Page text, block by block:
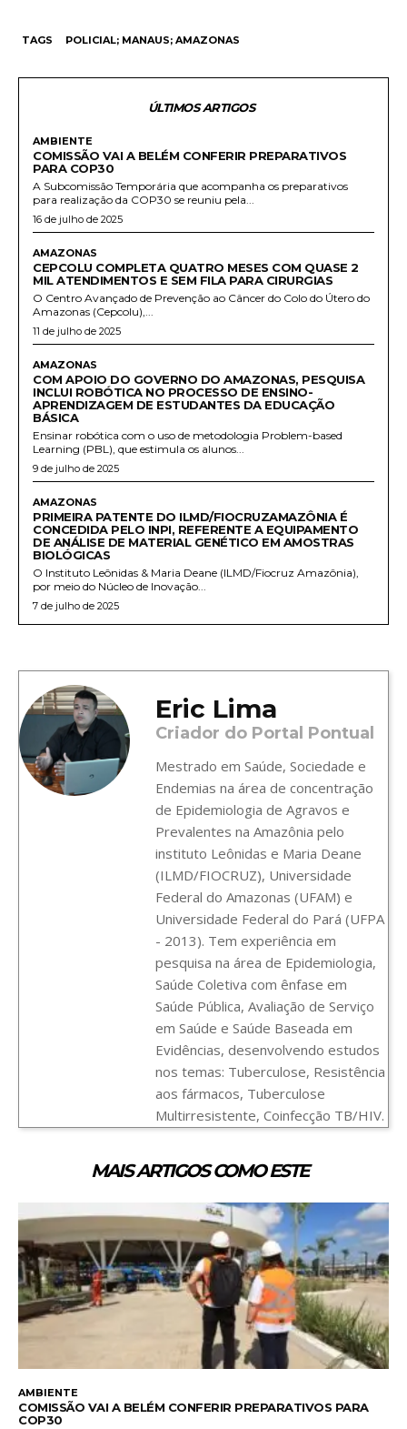
TAGS POLICIAL; MANAUS; AMAZONAS
ÚLTIMOS ARTIGOS
AMBIENTE
COMISSÃO VAI A BELÉM CONFERIR PREPARATIVOS
PARA COP30
A Subcomissão Temporária que acompanha os preparativos
para realização da COP30 se reuniu pela...
16 de julho de 2025
AMAZONAS
CEPCOLU COMPLETA QUATRO MESES COM QUASE 2
MIL ATENDIMENTOS E SEM FILA PARA CIRURGIAS
O Centro Avançado de Prevenção ao Câncer do Colo do Útero do
Amazonas (Cepcolu),...
11 de julho de 2025
AMAZONAS
COM APOIO DO GOVERNO DO AMAZONAS, PESQUISA
INCLUI ROBÓTICA NO PROCESSO DE ENSINO-
APRENDIZAGEM DE ESTUDANTES DA EDUCAÇÃO
BÁSICA
Ensinar robótica com o uso de metodologia Problem-based
Learning (PBL), que estimula os alunos...
9 de julho de 2025
AMAZONAS
PRIMEIRA PATENTE DO ILMD/FIOCRUZAMAZÔNIA É
CONCEDIDA PELO INPI, REFERENTE A EQUIPAMENTO
DE ANÁLISE DE MATERIAL GENÉTICO EM AMOSTRAS
BIOLÓGICAS
O Instituto Leônidas & Maria Deane (ILMD/Fiocruz Amazônia),
por meio do Núcleo de Inovação...
7 de julho de 2025
Eric Lima
Criador do Portal Pontual
Mestrado em Saúde, Sociedade e
Endemias na área de concentração
de Epidemiologia de Agravos e
Prevalentes na Amazônia pelo
instituto Leônidas e Maria Deane
(ILMD/FIOCRUZ), Universidade
Federal do Amazonas (UFAM) e
Universidade Federal do Pará (UFPA
- 2013). Tem experiência em
pesquisa na área de Epidemiologia,
Saúde Coletiva com ênfase em
Saúde Pública, Avaliação de Serviço
em Saúde e Saúde Baseada em
Evidências, desenvolvendo estudos
nos temas: Tuberculose, Resistência
aos fármacos, Tuberculose
Multirresistente, Coinfecção TB/HIV.
MAIS ARTIGOS COMO ESTE
AMBIENTE
COMISSÃO VAI A BELÉM CONFERIR PREPARATIVOS PARA
COP30